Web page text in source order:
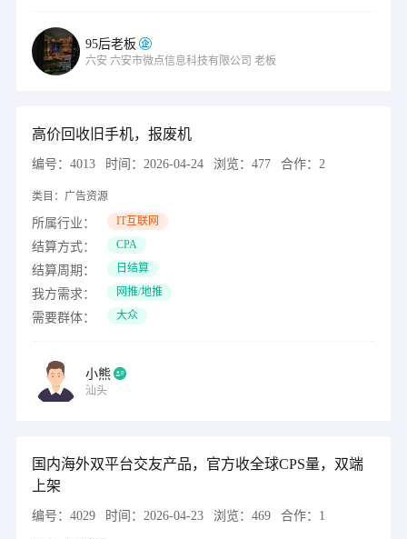
95后老板
六安 六安市微点信息科技有限公司 老板
高价回收旧手机，报废机
编号： 4013 时间： 2026-04-24 浏览： 477 合作： 2
类目： 广告资源
所属行业： IT互联网
结算方式： CPA
结算周期： 日结算
我方需求： 网推/地推
需要群体： 大众
小熊
汕头
国内海外双平台交友产品，官方收全球CPS量，双端
上架
编号： 4029 时间： 2026-04-23 浏览： 469 合作： 1